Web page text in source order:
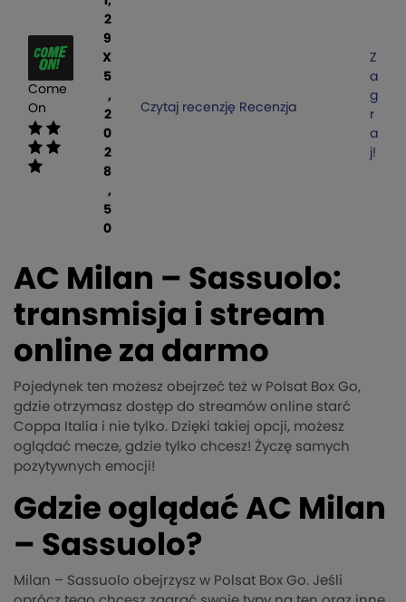
Come
On
2
9
X
5
,
2
0
2
8
,
5
0
Czytaj recenzję Recenzja
Z
a
g
r
a
j!
AC Milan – Sassuolo:
transmisja i stream
online za darmo
Pojedynek ten możesz obejrzeć też w Polsat Box Go,
gdzie otrzymasz dostęp do streamów online starć
Coppa Italia i nie tylko. Dzięki takiej opcji, możesz
oglądać mecze, gdzie tylko chcesz! Życzę samych
pozytywnych emocji!
Gdzie oglądać AC Milan
– Sassuolo?
Milan – Sassuolo obejrzysz w Polsat Box Go. Jeśli